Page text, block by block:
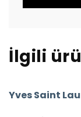
İlgili
Yves Saint